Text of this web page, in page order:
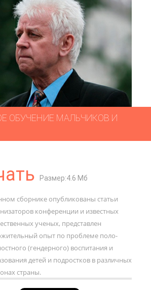
ОБУЧЕНИЕ МАЛЬЧИКОВ И
Размер:4.6 Мб
сборнике опубликованы статьи
конференции и известных
ученых, представлен
опыт по проблеме поло-
(гендерного) воспитания и
детей и подростков в различных
страны.